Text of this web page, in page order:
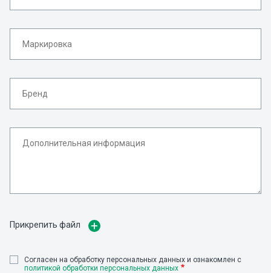
Прикрепить файл
Cогласен на обработку персональных данных и ознакомлен с
политикой обработки персональных данных